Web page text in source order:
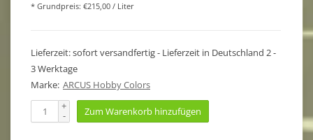
* Grundpreis: €215,00 / Liter
Lieferzeit: sofort versandfertig - Lieferzeit in Deutschland 2 -
3 Werktage
Marke: ARCUS Hobby Colors
+
- Zum Warenkorb hinzufügen